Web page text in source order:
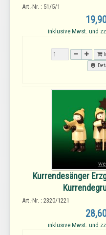
Art.-Nr. : 51/5/1
inklusive Mwst. und
Kurrendesänger
Art.-Nr. : 2320/1221
inklusive Mwst. und